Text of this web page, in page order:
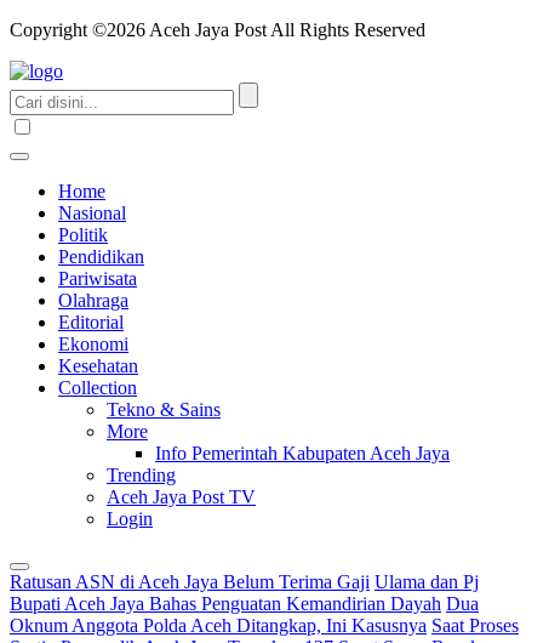
Copyright ©2026 Aceh Jaya Post All Rights Reserved
Home
Nasional
Politik
Pendidikan
Pariwisata
Olahraga
Editorial
Ekonomi
Kesehatan
Collection
Tekno & Sains
More
Info Pemerintah Kabupaten Aceh Jaya
Trending
Aceh Jaya Post TV
Login
Ratusan ASN di Aceh Jaya Belum Terima Gaji Ulama dan Pj
Bupati Aceh Jaya Bahas Penguatan Kemandirian Dayah Dua
Oknum Anggota Polda Aceh Ditangkap, Ini Kasusnya Saat Proses